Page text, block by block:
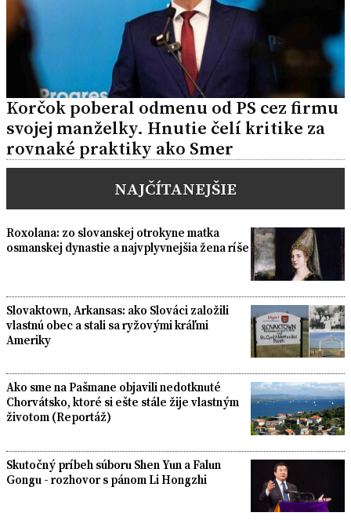
Korčok poberal odmenu od PS cez firmu
svojej manželky. Hnutie čelí kritike za
rovnaké praktiky ako Smer
NAJČÍTANEJŠIE
Roxolana: zo slovanskej otrokyne matka
osmanskej dynastie a najvplyvnejšia žena ríše
Slovaktown, Arkansas: ako Slováci založili
vlastnú obec a stali sa ryžovými kráľmi
Ameriky
Ako sme na Pašmane objavili nedotknuté
Chorvátsko, ktoré si ešte stále žije vlastným
životom (Reportáž)
Skutočný príbeh súboru Shen Yun a Falun
Gongu - rozhovor s pánom Li Hongzhi